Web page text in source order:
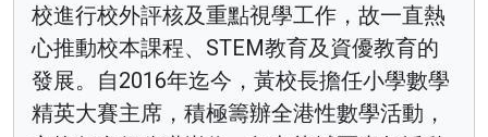
校進行校外評核及重點視學工作，故一直熱
心推動校本課程、STEM教育及資優教育的
發展。自2016年迄今，黃校長擔任小學數學
精英大賽主席，積極籌辦全港性數學活動，